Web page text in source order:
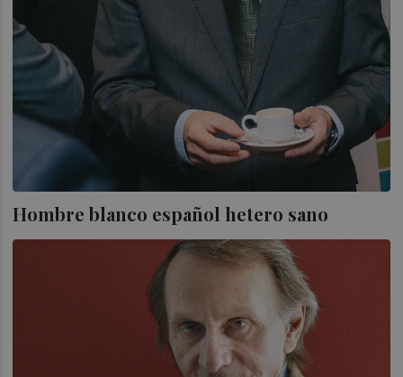
Hombre blanco español hetero sano